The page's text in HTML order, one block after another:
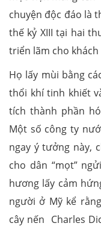
chuyện độc đáo là
thế kỷ XIII tại hai
triển lãm cho
Họ lấy mùi bằng
thổi khí tinh khiết
tích thành phần
Một số công ty
ngay ý tưởng này,
cho dân “mọt”
hương lấy cảm
người ở Mỹ kể
cây nến Charles